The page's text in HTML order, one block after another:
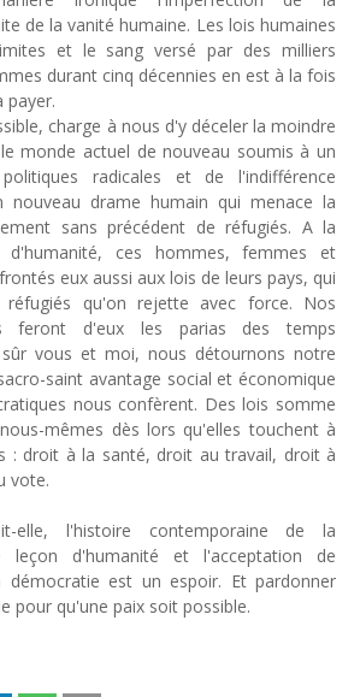
de la vanité humaine. Les lois humaines
et le sang versé par des milliers
durant cinq décennies en est à la fois
payer.
charge à nous d'y déceler la moindre
monde actuel de nouveau soumis à un
radicales et de l'indifférence
nouveau drame humain qui menace la
sans précédent de réfugiés. A la
d'humanité, ces hommes, femmes et
eux aussi aux lois de leurs pays, qui
réfugiés qu'on rejette avec force. Nos
feront d'eux les parias des temps
vous et moi, nous détournons notre
saint avantage social et économique
nous confèrent. Des lois somme
mêmes dès lors qu'elles touchent à
: droit à la santé, droit au travail, droit à
vote.
elle, l'histoire contemporaine de la
d'humanité et l'acceptation de
démocratie est un espoir. Et pardonner
pour qu'une paix soit possible.